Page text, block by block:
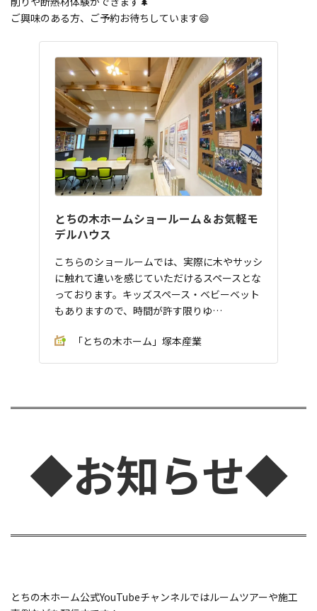
ご興味のある方、ご予約お待ちしています😄
とちの木ホームショールーム＆お気軽モ
デルハウス
こちらのショールームでは、実際に木やサッシ
に触れて違いを感じていただけるスペースとな
っております。キッズスペース・ベビーベット
もありますので、時間が許す限りゆ…
「とちの木ホーム」塚本産業
◆お知らせ◆
とちの木ホーム公式YouTubeチャンネルではルームツアーや施工